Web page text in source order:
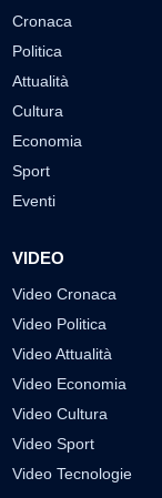
Cronaca
Politica
Attualità
Cultura
Economia
Sport
Eventi
VIDEO
Video Cronaca
Video Politica
Video Attualità
Video Economia
Video Cultura
Video Sport
Video Tecnologie